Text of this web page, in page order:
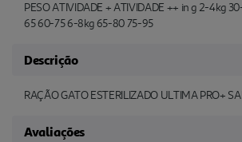
PESO ATIVIDADE + ATIVIDADE ++ in g 2-4kg
65 60-75 6-8kg 65-80 75-95
Descrição
RAÇÃO GATO ESTERILIZADO ULTIMA PRO+
Avaliações